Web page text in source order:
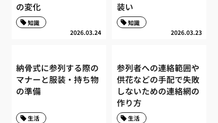
の変化
2026.03.24
知識
装い
2026.03.23
知識
納骨式に参列する際の
マナーと服装・持ち物
の準備
生活
参列者への連絡範囲や
供花などの手配で失敗
しないための連絡網の
作り方
生活